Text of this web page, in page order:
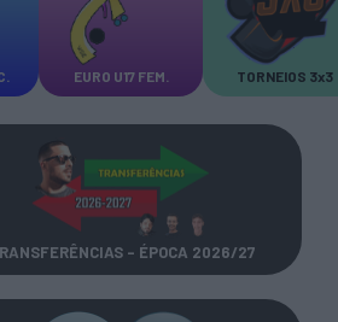
EURO U17 FEM. TORNEIOS 3x3
- ÉPOCA 2026/27